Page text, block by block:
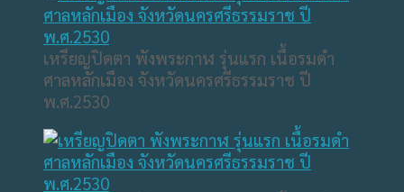
เหรียญปิดตา พังพระกาฬ รุ่นแรก เนื้อรมดำ
ศาลหลักเมือง จังหวัดนครศรีธรรมราช ปี
พ.ศ.2530